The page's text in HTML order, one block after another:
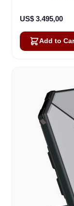
US$ 3.495,00
Add to